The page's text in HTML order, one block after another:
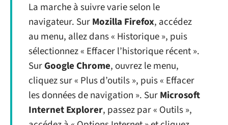
La marche à suivre varie selon le
navigateur. SurMozilla Firefox, accédez
au menu, allez dans « Historique », puis
sélectionnez « Effacer l’historique récent ».
SurGoogle Chrome, ouvrez le menu,
cliquez sur « Plus d’outils », puis « Effacer
les données de navigation ». SurMicrosoft
Internet Explorer, passez par « Outils »,